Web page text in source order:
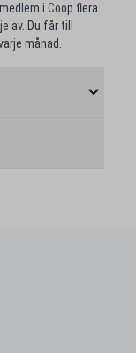
i Coop flera
av. Du får till
månad.